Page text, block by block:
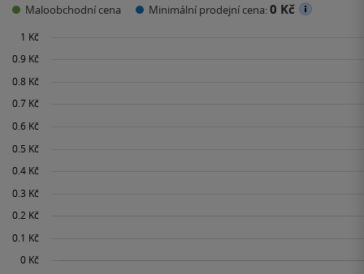
Maloobchodní cena Minimální prodejní cena:0 Kč